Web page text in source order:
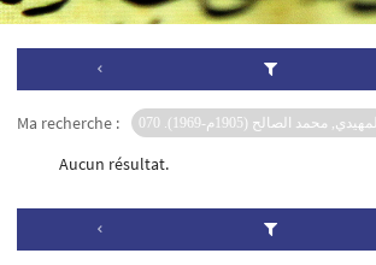
Ma recherche : المهيدي, محمد الصالح (1905م-1969). 070
Aucun résultat.